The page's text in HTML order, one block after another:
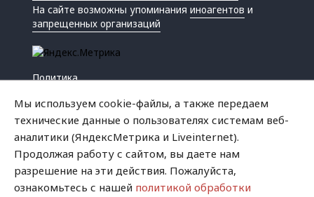
На сайте возможны упоминанияиноагентов и
запрещенных организаций
Политика
Криминал
Мы используем cookie-файлы, а также передаем
технические данные о пользователях системам веб-
аналитики (ЯндексМетрика и Liveinternet).
Продолжая работу с сайтом, вы даете нам
разрешение на эти действия. Пожалуйста,
ознакомьтесь с нашей политикой обработки